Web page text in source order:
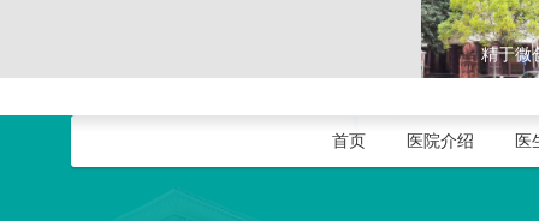
精于微
首页 医院介绍 医